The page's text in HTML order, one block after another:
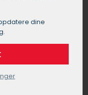
Øksnes kan
merke,
kan du forvente
kroner for et
og
dine